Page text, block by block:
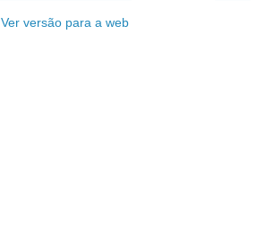
Ver versão para a web